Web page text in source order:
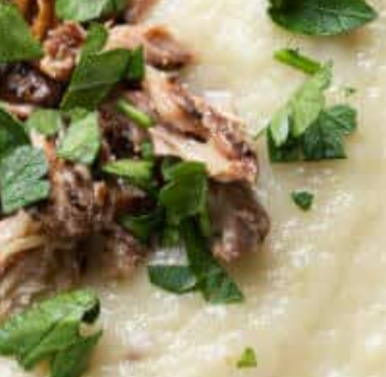
lunch hoofdgerechten
desserts
drankjes
alle
zomer
slow